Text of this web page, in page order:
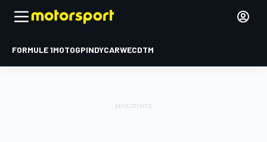
FORMULE 1MOTOGPINDYCARWECDTM